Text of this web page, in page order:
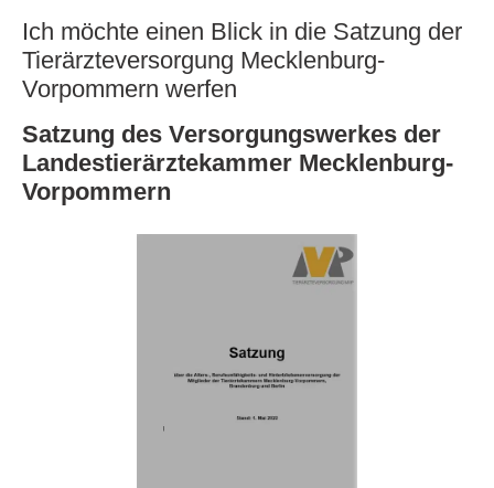
Ich möchte einen Blick in die Satzung der
Tierärzteversorgung Mecklenburg-
Vorpommern werfen
Satzung des Versorgungswerkes der
Landestierärztekammer Mecklenburg-
Vorpommern